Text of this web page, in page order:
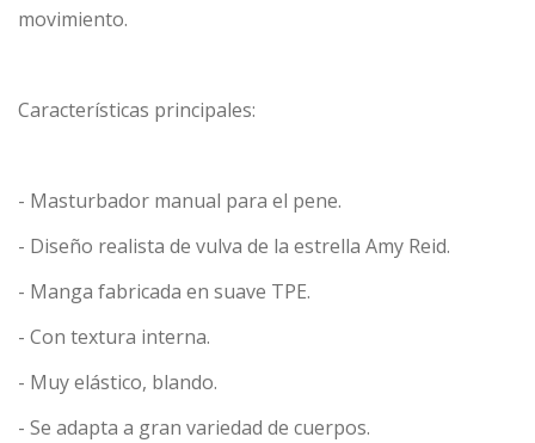
movimiento.
Características principales:
- Masturbador manual para el pene.
- Diseño realista de vulva de la estrella Amy Reid.
- Manga fabricada en suave TPE.
- Con textura interna.
- Muy elástico, blando.
- Se adapta a gran variedad de cuerpos.